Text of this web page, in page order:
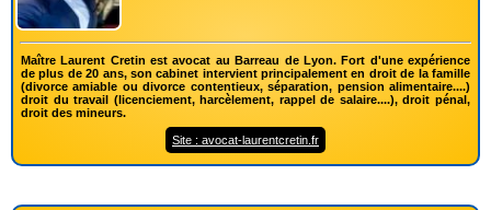
Maître Laurent Cretin est avocat au Barreau de Lyon. Fort d'une expérience
de plus de 20 ans, son cabinet intervient principalement en droit de la famille
(divorce amiable ou divorce contentieux, séparation, pension alimentaire....)
droit du travail (licenciement, harcèlement, rappel de salaire....), droit pénal,
droit des mineurs.
Site : avocat-laurentcretin.fr